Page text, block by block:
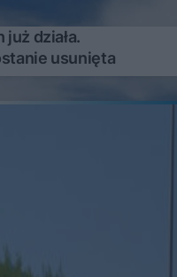
już działa.
usunięta